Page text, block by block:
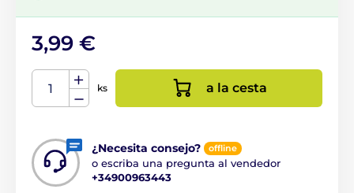
3,99 €
ks a la cesta
¿Necesita consejo? offline
o escriba una pregunta al vendedor
+34900963443